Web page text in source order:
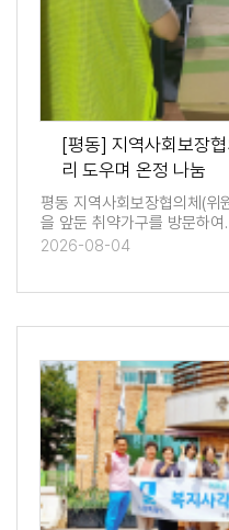
[평동] 지역사회보장
리 도우며 온정 나눔
평동 지역사회보장협의체(
을 앞둔 취약가구를 방문하
2026-08-04